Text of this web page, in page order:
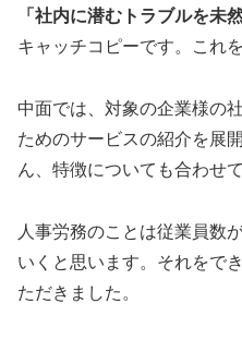
「社内に潜むトラブルを未
キャッチコピーです。これ
中面では、対象の企業様の
ためのサービスの紹介を展
ん、特徴についても合わせ
人事労務のことは従業員数
いくと思います。それをで
ただきました。